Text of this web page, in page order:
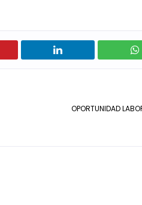
OPORTUNIDAD